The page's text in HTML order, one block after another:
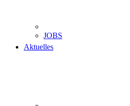
JOBS
Aktuelles